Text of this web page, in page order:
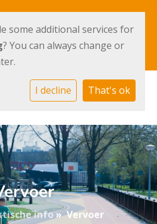
E-mailadres
info» Vervoer
some additional services for
? You can always change or
I decline That's ok